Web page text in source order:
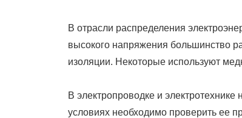
В отрасли распределения
высокого напряжения большинство
изоляции. Некоторые используют
В электропроводке и
условиях необходимо проверить ее